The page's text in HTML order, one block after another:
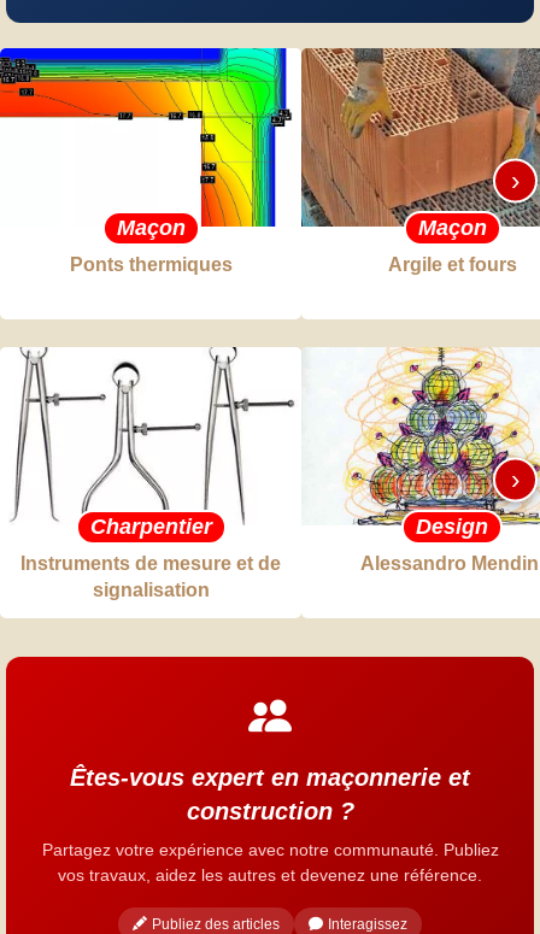
Maçon
Ponts thermiques
Maçon
Argile et fours
›
Charpentier
Instruments de mesure et de
signalisation
Design
Alessandro
›
Êtes-vous expert en maçonnerie et
construction ?
Partagez votre expérience avec notre communauté. Publiez
vos travaux, aidez les autres et devenez une référence.
Publiez des articles
Interagissez